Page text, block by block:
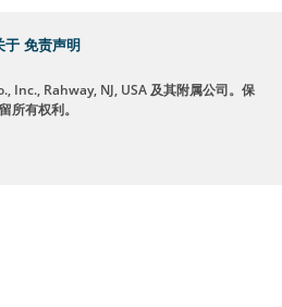
于 免责声明
Inc., Rahway, NJ, USA 及其附属公司。保
留所有权利。